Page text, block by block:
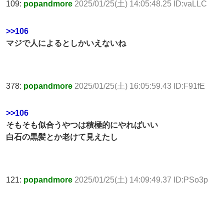
109: popandmore 2025/01/25(土) 14:05:48.25 ID:vaLLC
>>106
マジで人によるとしかいえないね
378: popandmore 2025/01/25(土) 16:05:59.43 ID:F91fE
>>106
そもそも似合うやつは積極的にやればいい
白石の黒髪とか老けて見えたし
121: popandmore 2025/01/25(土) 14:09:49.37 ID:PSo3p